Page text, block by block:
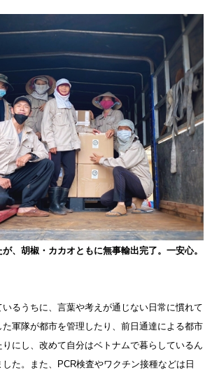
、胡椒・カカオともに無事輸出完了。一安心。
るうちに、言葉や考えが通じない日常に慣れて
軍隊が都市を管理したり、前日通達による都市
にし、改めて自分はベトナムで暮らしているん
た。また、PCR検査やワクチン接種などは日